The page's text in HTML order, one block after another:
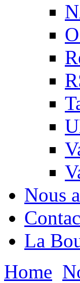
Nous
La
Home